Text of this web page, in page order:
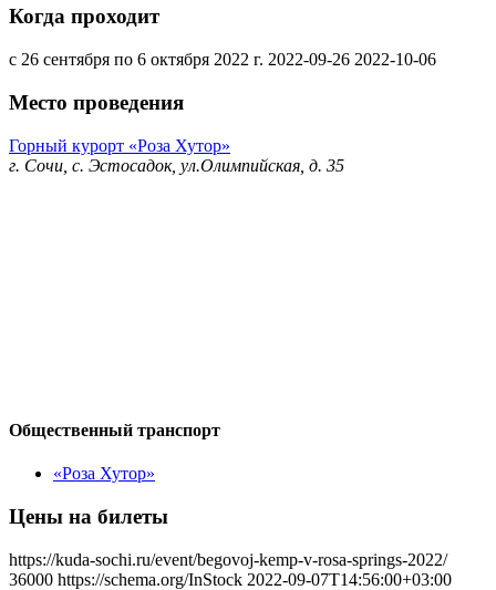
Когда проходит
с 26 сентября по 6 октября 2022 г. 2022-09-26 2022-10-06
Место проведения
Горный курорт «Роза Хутор»
г. Сочи, с. Эстосадок, ул.Олимпийская, д. 35
Общественный транспорт
«Роза Хутор»
Цены на билеты
https://kuda-sochi.ru/event/begovoj-kemp-v-rosa-springs-2022/
36000 https://schema.org/InStock 2022-09-07T14:56:00+03:00